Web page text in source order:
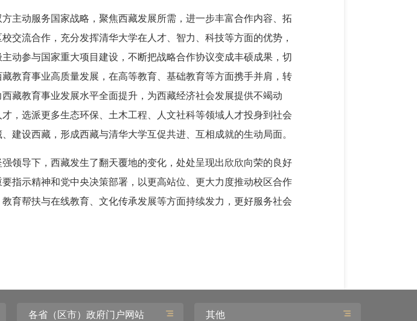
主动服务国家战略，聚焦西藏发展所需，进一步丰富合作内容、拓
交流合作，充分发挥清华大学在人才、智力、科技等方面的优势，
动参与国家重大项目建设，不断把战略合作协议变成丰硕成果，切
教育事业高质量发展，在高等教育、基础教育等方面携手并肩，转
藏教育事业发展水平全面提升，为西藏经济社会发展提供不竭动
，选派更多生态环保、土木工程、人文社科等领域人才投身到社会
建设西藏，形成西藏与清华大学互促共进、互相成就的生动局面。
领导下，西藏发生了翻天覆地的变化，处处呈现出欣欣向荣的良好
指示精神和党中央决策部署，以更高站位、更大力度推动校区合作
育帮扶与在线教育、文化传承发展等方面持续发力，更好服务社会
各省（区市）政府门户网站 其他